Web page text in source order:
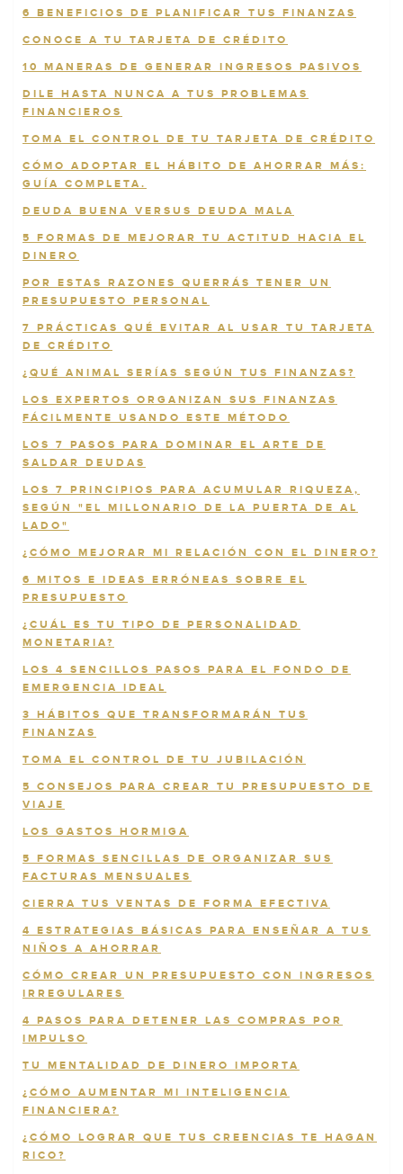
6 BENEFICIOS DE PLANIFICAR TUS FINANZAS
CONOCE A TU TARJETA DE CRÉDITO
10 MANERAS DE GENERAR INGRESOS PASIVOS
DILE HASTA NUNCA A TUS PROBLEMAS
FINANCIEROS
TOMA EL CONTROL DE TU TARJETA DE CRÉDITO
CÓMO ADOPTAR EL HÁBITO DE AHORRAR MÁS:
GUÍA COMPLETA.
DEUDA BUENA VERSUS DEUDA MALA
5 FORMAS DE MEJORAR TU ACTITUD HACIA EL
DINERO
POR ESTAS RAZONES QUERRÁS TENER UN
PRESUPUESTO PERSONAL
7 PRÁCTICAS QUÉ EVITAR AL USAR TU TARJETA
DE CRÉDITO
¿QUÉ ANIMAL SERÍAS SEGÚN TUS FINANZAS?
LOS EXPERTOS ORGANIZAN SUS FINANZAS
FÁCILMENTE USANDO ESTE MÉTODO
LOS 7 PASOS PARA DOMINAR EL ARTE DE
SALDAR DEUDAS
LOS 7 PRINCIPIOS PARA ACUMULAR RIQUEZA,
SEGÚN "EL MILLONARIO DE LA PUERTA DE AL
LADO"
¿CÓMO MEJORAR MI RELACIÓN CON EL DINERO?
6 MITOS E IDEAS ERRÓNEAS SOBRE EL
PRESUPUESTO
¿CUÁL ES TU TIPO DE PERSONALIDAD
MONETARIA?
LOS 4 SENCILLOS PASOS PARA EL FONDO DE
EMERGENCIA IDEAL
3 HÁBITOS QUE TRANSFORMARÁN TUS
FINANZAS
TOMA EL CONTROL DE TU JUBILACIÓN
5 CONSEJOS PARA CREAR TU PRESUPUESTO DE
VIAJE
LOS GASTOS HORMIGA
5 FORMAS SENCILLAS DE ORGANIZAR SUS
FACTURAS MENSUALES
CIERRA TUS VENTAS DE FORMA EFECTIVA
4 ESTRATEGIAS BÁSICAS PARA ENSEÑAR A TUS
NIÑOS A AHORRAR
CÓMO CREAR UN PRESUPUESTO CON INGRESOS
IRREGULARES
4 PASOS PARA DETENER LAS COMPRAS POR
IMPULSO
TU MENTALIDAD DE DINERO IMPORTA
¿CÓMO AUMENTAR MI INTELIGENCIA
FINANCIERA?
¿CÓMO LOGRAR QUE TUS CREENCIAS TE HAGAN
RICO?